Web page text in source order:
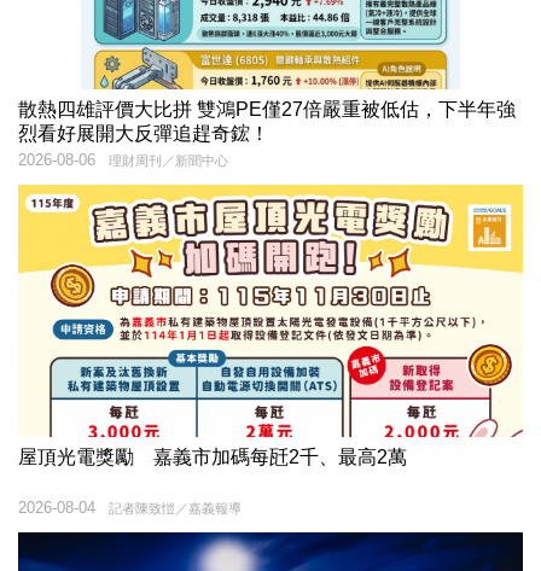
散熱四雄評價大比拼 雙鴻PE僅27倍嚴重被低估，下半年強
烈看好展開大反彈追趕奇鋐！
理財周刊／新聞中心
2026-08-06
屋頂光電獎勵 嘉義市加碼每瓩2千、最高2萬
記者陳致愷／嘉義報導
2026-08-04